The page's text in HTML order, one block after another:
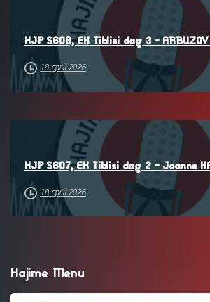
HJP S608, EK Tiblisi dag 3 –
18 april 2026
HJP S607, EK Tiblisi dag 2 – Joanne
18 april 2026
Hajime Menu